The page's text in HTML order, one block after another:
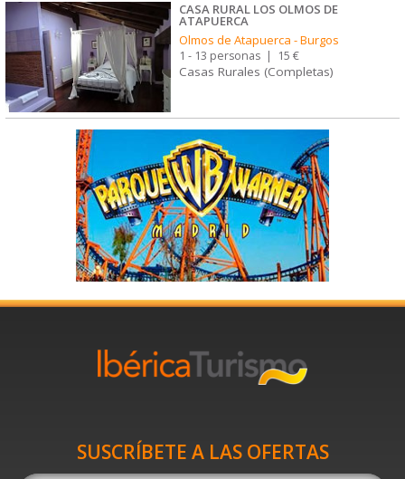
CASA RURAL LOS OLMOS DE
ATAPUERCA
Olmos de Atapuerca -Burgos
1 - 13 personas | 15 €
Casas Rurales (Completas)
SUSCRÍBETE A LAS OFERTAS